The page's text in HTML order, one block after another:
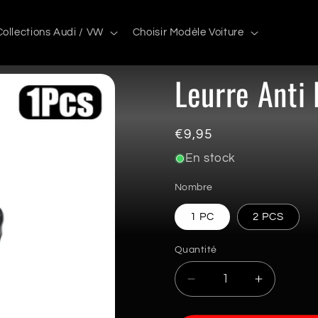
Audi / VW Choisir Modèle Voiture
Leurre Anti
Prix
habituel
€9,95
En stock
Nombre
1 PC 2 PCS
Quantité
Quantité
Réduire
la
Augmenter
la